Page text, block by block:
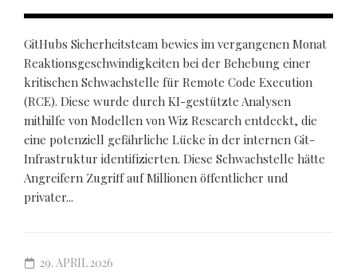
GitHubs Sicherheitsteam bewies im vergangenen Monat
Reaktionsgeschwindigkeiten bei der Behebung einer
kritischen Schwachstelle für Remote Code Execution
(RCE). Diese wurde durch KI-gestützte Analysen
mithilfe von Modellen von Wiz Research entdeckt, die
eine potenziell gefährliche Lücke in der internen Git-
Infrastruktur identifizierten. Diese Schwachstelle hätte
Angreifern Zugriff auf Millionen öffentlicher und
privater...
29. APRIL 2026